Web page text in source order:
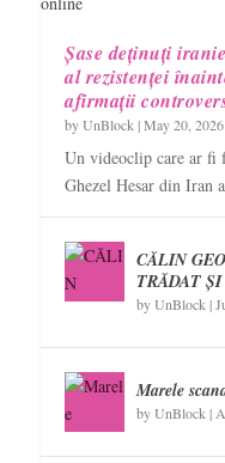
Șase deținuți
al rezistenței
afirmații
byUnBlock |May 20, 2026
Un videoclip care ar fi
Ghezel Hesar din Iran
CĂLIN
TRĂDAT
byUnBlock |
Marele
byUnBlock |